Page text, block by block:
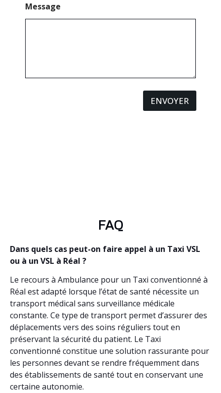
Message
ENVOYER
FAQ
Dans quels cas peut-on faire appel à un Taxi VSL
ou à un VSL à Réal ?
Le recours à Ambulance pour un Taxi conventionné à
Réal est adapté lorsque l’état de santé nécessite un
transport médical sans surveillance médicale
constante. Ce type de transport permet d’assurer des
déplacements vers des soins réguliers tout en
préservant la sécurité du patient. Le Taxi
conventionné constitue une solution rassurante pour
les personnes devant se rendre fréquemment dans
des établissements de santé tout en conservant une
certaine autonomie.